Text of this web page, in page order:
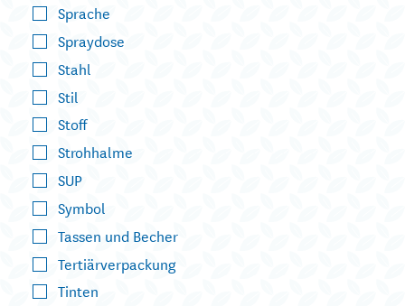
Sprache
Spraydose
Stahl
Stil
Stoff
Strohhalme
SUP
Symbol
Tassen und Becher
Tertiärverpackung
Tinten